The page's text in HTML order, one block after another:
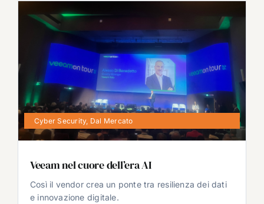
Cyber Security, Dal Mercato
Veeam nel cuore dell’era AI
Così il vendor crea un ponte tra resilienza dei dati
e innovazione digitale.